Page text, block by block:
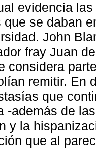
evidencia
que se daban
John
fray Juan
considera
remitir. En
que
-además de
y la
que al